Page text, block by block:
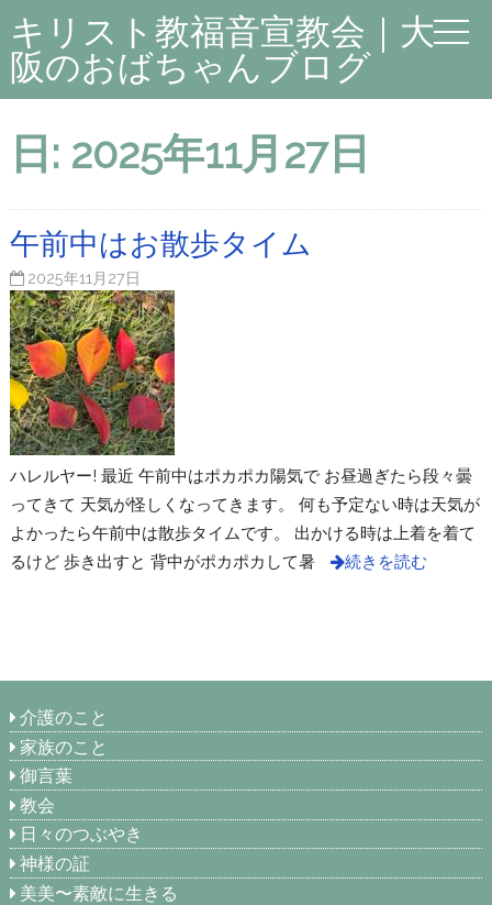
キリスト教福音宣教会｜大
阪のおばちゃんブログ
日: 2025年11月27日
午前中はお散歩タイム
2025年11月27日
ハレルヤー! 最近 午前中はポカポカ陽気で お昼過ぎたら段々曇
ってきて 天気が怪しくなってきます。 何も予定ない時は天気が
よかったら午前中は散歩タイムです。 出かける時は上着を着て
るけど 歩き出すと 背中がポカポカして暑
続きを読む
介護のこと
家族のこと
御言葉
教会
日々のつぶやき
神様の証
美美〜素敵に生きる